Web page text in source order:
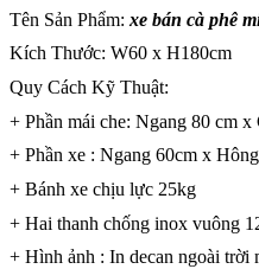
Tên Sản Phẩm: xe bán cà phê
Kích Thước: W60 x H180cm
Quy Cách Kỹ Thuật:
+ Phần mái che: Ngang 80 cm x
+ Phần xe : Ngang 60cm x
+ Bánh xe chịu lực 25kg
+ Hai thanh chống inox vuông
+ Hình ảnh : In decan ngoài trời